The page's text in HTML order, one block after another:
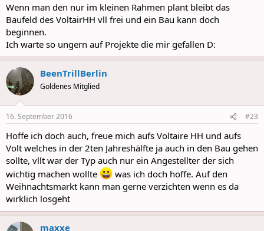
Wenn man den nur im kleinen Rahmen plant bleibt das
Baufeld des VoltairHH vll frei und ein Bau kann doch
beginnen.
Ich warte so ungern auf Projekte die mir gefallen D:
BeenTrillBerlin
Goldenes Mitglied
16. September 2016 #23
Hoffe ich doch auch, freue mich aufs Voltaire HH und aufs
Volt welches in der 2ten Jahreshälfte ja auch in den Bau gehen
sollte, vllt war der Typ auch nur ein Angestellter der sich
wichtig machen wollte
was ich doch hoffe. Auf den
Weihnachtsmarkt kann man gerne verzichten wenn es da
wirklich losgeht
maxxe